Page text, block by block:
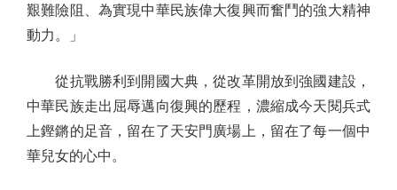
艱難險阻、為實現中華民族偉大復興而奮鬥的強大精神
動力。」
從抗戰勝利到開國大典，從改革開放到強國建設，
中華民族走出屈辱邁向復興的歷程，濃縮成今天閱兵式
上鏗鏘的足音，留在了天安門廣場上，留在了每一個中
華兒女的心中。